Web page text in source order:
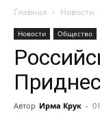
Главная Новости
Новости Общество
Автор Ирма Крук -